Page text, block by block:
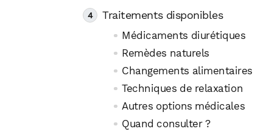
Traitements disponibles
Médicaments diurétiques
Remèdes naturels
Changements alimentaires
Techniques de relaxation
Autres options médicales
Quand consulter ?